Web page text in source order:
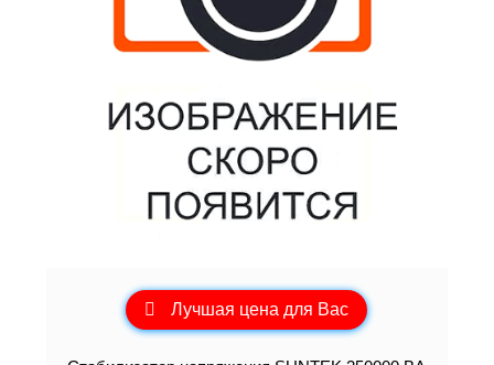
Лучшая цена для Вас